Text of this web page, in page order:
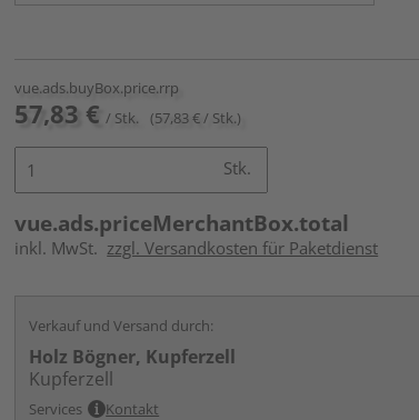
vue.ads.buyBox.price.rrp
57,83 € / Stk. (57,83 € / Stk.)
Stk.
vue.ads.priceMerchantBox.total
inkl. MwSt. zzgl. Versandkosten für Paketdienst
Verkauf und Versand durch:
Holz Bögner, Kupferzell
Kupferzell
Services Kontakt